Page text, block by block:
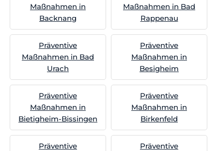
Maßnahmen in
Backnang
Maßnahmen in Bad
Rappenau
Präventive
Maßnahmen in Bad
Urach
Präventive
Maßnahmen in
Besigheim
Präventive
Maßnahmen in
Bietigheim-Bissingen
Präventive
Maßnahmen in
Birkenfeld
Präventive
Präventive